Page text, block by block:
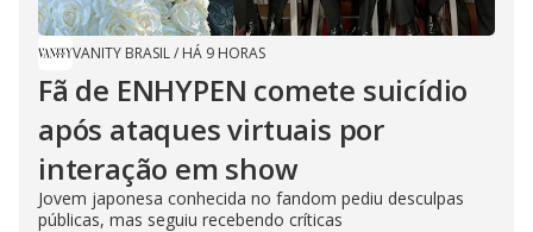
VANITY BRASIL/ HÁ 9 HORAS
Fã de ENHYPEN comete suicídio
após ataques virtuais por
interação em show
Jovem japonesa conhecida no fandom pediu desculpas
públicas, mas seguiu recebendo críticas